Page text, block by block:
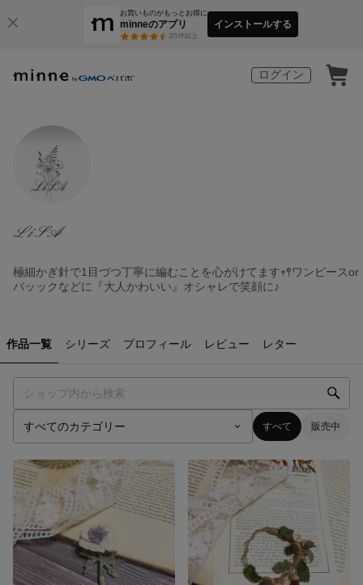
お買いものがもっとお得に
minneのアプリ
3万件以上
インストールする
ログイン
LiSA
極細かぎ針で1目づつ丁寧に編むことを心がけてます‪‪𖥧𖤣ワンピースor
バッックなどに『大人かわいい』オシャレで笑顔に♪
作品一覧 シリーズ プロフィール レビュー レター
すべて 販売中